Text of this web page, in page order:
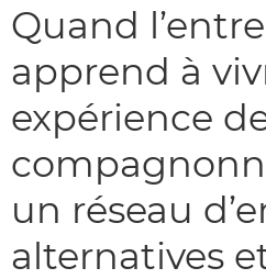
Quand
apprend à
expérience
un réseau
alternatives